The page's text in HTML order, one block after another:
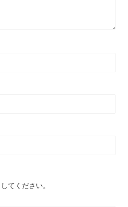
てください。